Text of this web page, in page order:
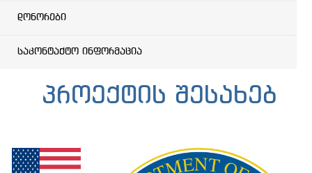
დონორები
საკონტაქტო ინფორმაცია
პროექტის შესახებ